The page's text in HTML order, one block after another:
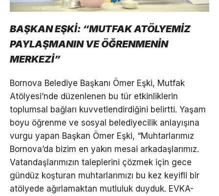
BAŞKAN EŞKİ: “MUTFAK ATÖLYEMİZ
PAYLAŞMANIN VE ÖĞRENMENİN
MERKEZİ”
Bornova Belediye Başkanı Ömer Eşki, Mutfak
Atölyesi’nde düzenlenen bu tür etkinliklerin
toplumsal bağları kuvvetlendirdiğini belirtti. Yaşam
boyu öğrenme ve sosyal belediyecilik anlayışına
vurgu yapan Başkan Ömer Eşki, “Muhtarlarımız
Bornova’da bizim en yakın mesai arkadaşlarımız.
Vatandaşlarımızın taleplerini çözmek için gece
gündüz koşturan muhtarlarımızı bu kez keyifli bir
atölyede ağırlamaktan mutluluk duyduk. EVKA-